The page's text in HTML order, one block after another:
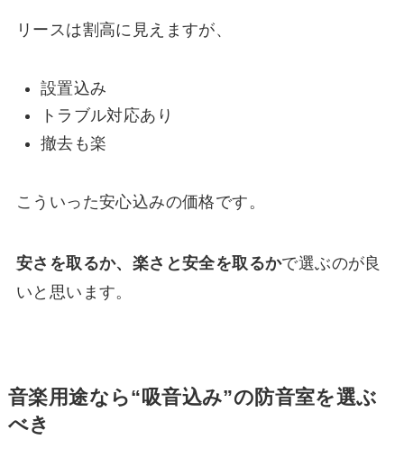
リースは割高に見えますが、
設置込み
トラブル対応あり
撤去も楽
こういった安心込みの価格です。
安さを取るか、楽さと安全を取るかで選ぶのが良
いと思います。
音楽用途なら“吸音込み”の防音室を選ぶ
べき